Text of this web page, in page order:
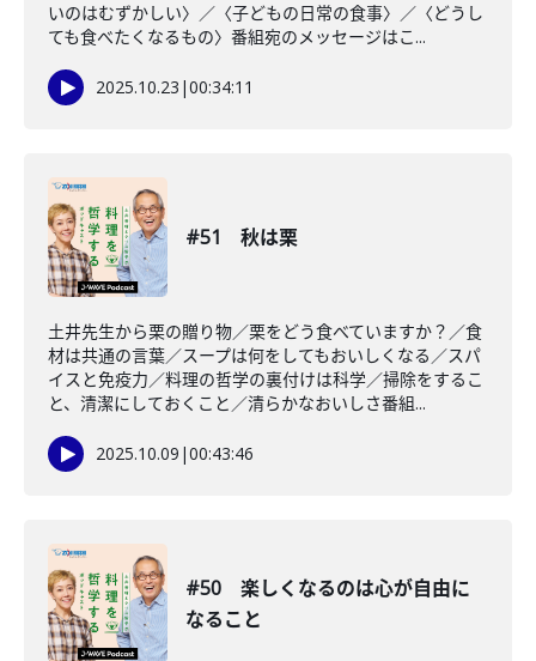
いのはむずかしい〉／〈子どもの日常の食事〉／〈どうし
ても食べたくなるもの〉番組宛のメッセージはこ...
2025.10.23 |00:34:11
#51 秋は栗
土井先生から栗の贈り物／栗をどう食べていますか？／食
材は共通の言葉／スープは何をしてもおいしくなる／スパ
イスと免疫力／料理の哲学の裏付けは科学／掃除をするこ
と、清潔にしておくこと／清らかなおいしさ番組...
2025.10.09 |00:43:46
#50 楽しくなるのは心が自由に
なること